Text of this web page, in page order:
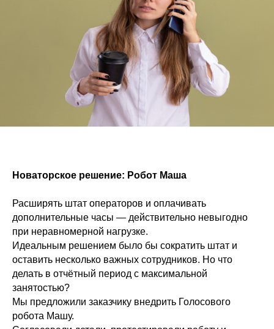
Новаторское решение: Робот Маша
Расширять штат операторов и оплачивать
дополнительные часы — действительно невыгодно
при неравномерной нагрузке.
Идеальным решением было бы сократить штат и
оставить несколько важных сотрудников. Но что
делать в отчётный период с максимальной
занятостью?
Мы предложили заказчику внедрить Голосового
робота Машу.